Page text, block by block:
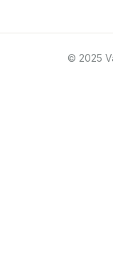
© 2025